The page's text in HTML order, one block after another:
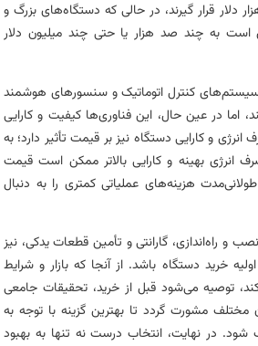
دلار قرار گیرند، در حالی که دستگاه‌های بزرگ و
است به چند صد هزار یا حتی چند میلیون دلار
سیستم‌های کنترل اتوماتیک و سنسورهای هوشمند
اما در عین حال، این فناوری‌ها کیفیت و کارایی
و کارایی دستگاه نیز بر قیمت تأثیر دارد؛ به
انرژی بهینه و کارایی بالاتر ممکن است قیمت
طولانی‌مدت هزینه‌های عملیاتی کمتری را به دنبال
راه‌اندازی، گارانتی و تأمین قطعات یدکی، نیز
خرید دستگاه باشد. از آنجا که بازار و شرایط
توصیه می‌شود قبل از خرید، تحقیقات جامعی
مختلف مشورت گردد تا بهترین گزینه با توجه به
شود. در نهایت، انتخاب درست نه تنها به بهبود